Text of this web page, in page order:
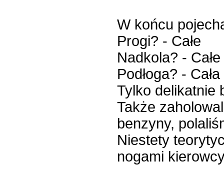
W końcu
Progi? - Całe
Nadkola? - Całe
Podłoga? - Cała
Tylko delikatnie
Także
benzyny,
Niestety
nogami